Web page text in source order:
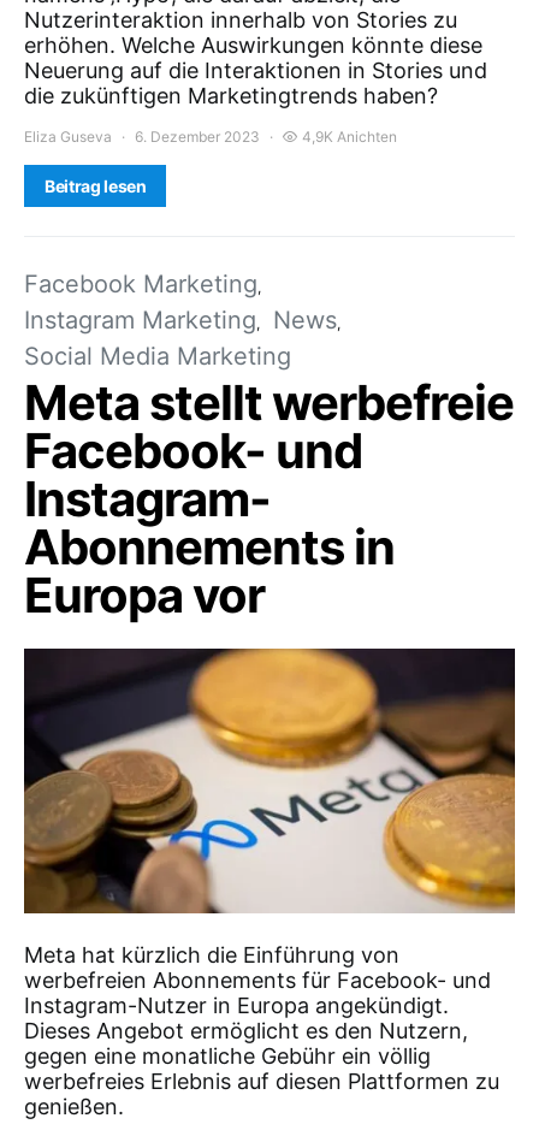
Nutzerinteraktion innerhalb von Stories zu
erhöhen. Welche Auswirkungen könnte diese
Neuerung auf die Interaktionen in Stories und
die zukünftigen Marketingtrends haben?
Eliza Guseva 6. Dezember 2023 4,9K Anichten
Beitrag lesen
Facebook Marketing
Instagram Marketing
News
Social Media Marketing
Meta stellt werbefreie
Facebook- und
Instagram-
Abonnements in
Europa vor
Meta hat kürzlich die Einführung von
werbefreien Abonnements für Facebook- und
Instagram-Nutzer in Europa angekündigt.
Dieses Angebot ermöglicht es den Nutzern,
gegen eine monatliche Gebühr ein völlig
werbefreies Erlebnis auf diesen Plattformen zu
genießen.